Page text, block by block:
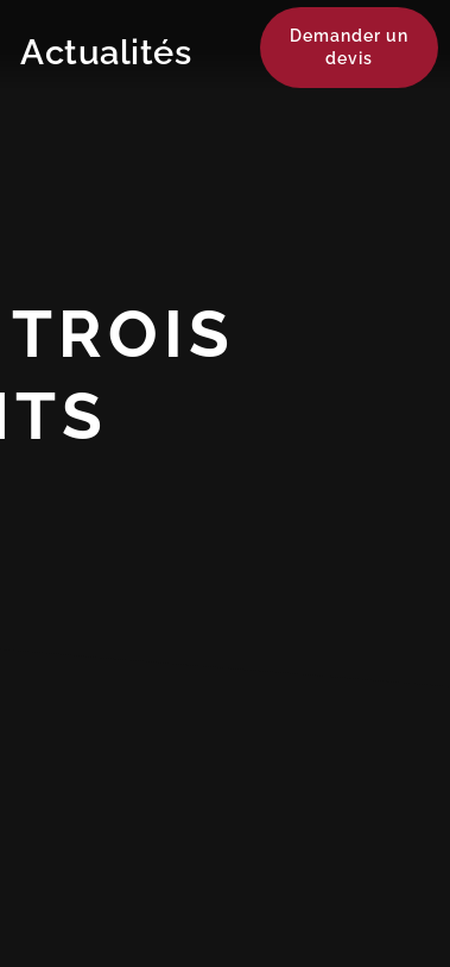
Actualités
Demander un
devis